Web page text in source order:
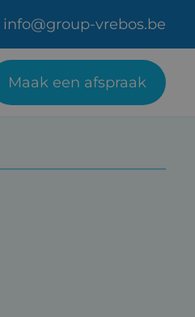
info@group-vrebos.be
Maak een afspraak